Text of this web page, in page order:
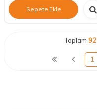
Sepete Ekle
Toplam 92
1